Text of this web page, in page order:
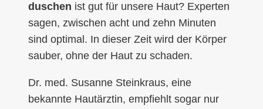
duschen ist gut für unsere Haut? Experten
sagen, zwischen acht und zehn Minuten
sind optimal. In dieser Zeit wird der Körper
sauber, ohne der Haut zu schaden.
Dr. med. Susanne Steinkraus, eine
bekannte Hautärztin, empfiehlt sogar nur